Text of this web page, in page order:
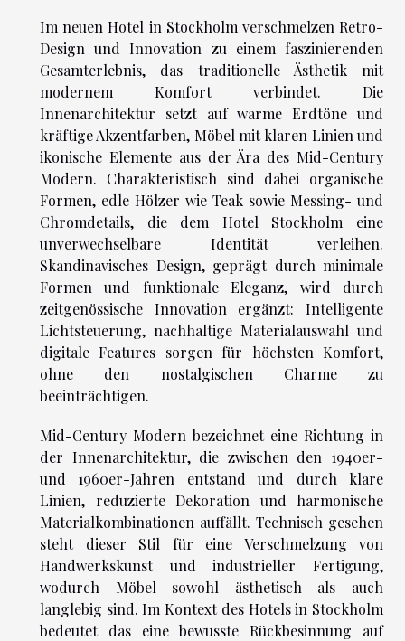
Im neuen Hotel in Stockholm verschmelzen Retro-
Design und Innovation zu einem faszinierenden
Gesamterlebnis, das traditionelle Ästhetik mit
modernem Komfort verbindet. Die
Innenarchitektur setzt auf warme Erdtöne und
kräftige Akzentfarben, Möbel mit klaren Linien und
ikonische Elemente aus der Ära des Mid-Century
Modern. Charakteristisch sind dabei organische
Formen, edle Hölzer wie Teak sowie Messing- und
Chromdetails, die dem Hotel Stockholm eine
unverwechselbare Identität verleihen.
Skandinavisches Design, geprägt durch minimale
Formen und funktionale Eleganz, wird durch
zeitgenössische Innovation ergänzt: Intelligente
Lichtsteuerung, nachhaltige Materialauswahl und
digitale Features sorgen für höchsten Komfort,
ohne den nostalgischen Charme zu
beeinträchtigen.
Mid-Century Modern bezeichnet eine Richtung in
der Innenarchitektur, die zwischen den 1940er-
und 1960er-Jahren entstand und durch klare
Linien, reduzierte Dekoration und harmonische
Materialkombinationen auffällt. Technisch gesehen
steht dieser Stil für eine Verschmelzung von
Handwerkskunst und industrieller Fertigung,
wodurch Möbel sowohl ästhetisch als auch
langlebig sind. Im Kontext des Hotels in Stockholm
bedeutet das eine bewusste Rückbesinnung auf